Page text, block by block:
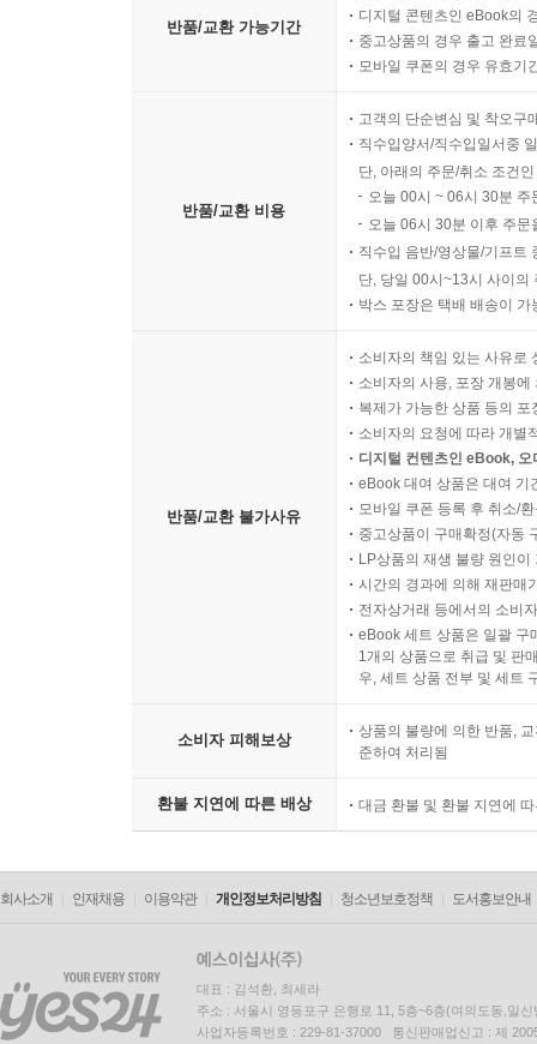
반품/교환 가능기간
디지털 콘텐츠인 eBook의
중고상품의 경우 출고 완료
모바일 쿠폰의 경우 유효기
반품/교환 비용
고객의 단순변심 및 착오구
직수입양서/직수입일서중
단, 아래의 주문/취소 조건
오늘 00시 ~ 06시 30분
오늘 06시 30분 이후 주
직수입 음반/영상물/기프트
단, 당일 00시~13시 사이의
박스 포장은 택배 배송이
반품/교환 불가사유
소비자의 책임 있는 사유로
소비자의 사용, 포장 개봉
복제가 가능한 상품 등의
소비자의 요청에 따라 개별
디지털 컨텐츠인 eBook,
eBook 대여 상품은 대여 기
모바일 쿠폰 등록 후 취소/
중고상품이 구매확정(자동
LP상품의 재생 불량 원인
시간의 경과에 의해 재판매
전자상거래 등에서의 소비
eBook 세트 상품은 일괄 구
1개의 상품으로 취급 및 판
우, 세트 상품 전부 및 세트
소비자 피해보상
상품의 불량에 의한 반품,
준하여 처리됨
환불 지연에 따른 배상 대금 환불 및 환불 지연에
회사소개 인재채용 이용약관 개인정보처리방침 청소년보호정책 도서홍보안내
대표 : 김석환, 최세라
주소 : 서울시 영등포구 은행로 11, 5층~6층(여의도동,일신
사업자등록번호 : 229-81-37000 통신판매업신고 : 제